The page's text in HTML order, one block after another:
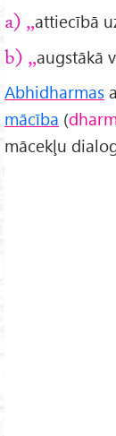
a) attiecībā
b) augstākā
Abhidharmas
mācība (
mācekļu